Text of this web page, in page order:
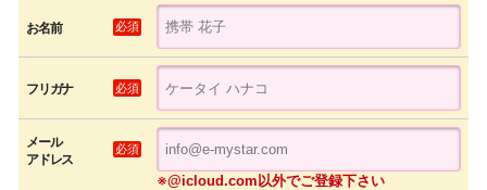
お名前 必須
フリガナ 必須
メール
アドレス
必須
※@icloud.com以外でご登録下さい